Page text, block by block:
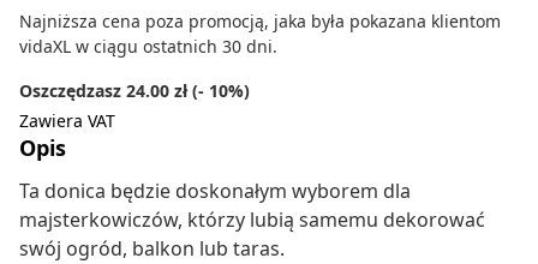
Najniższa cena poza promocją, jaka była pokazana klientom
vidaXL w ciągu ostatnich 30 dni.
Oszczędzasz 24.00 zł (- 10%)
Zawiera VAT
Opis
Ta donica będzie doskonałym wyborem dla
majsterkowiczów, którzy lubią samemu dekorować
swój ogród, balkon lub taras.